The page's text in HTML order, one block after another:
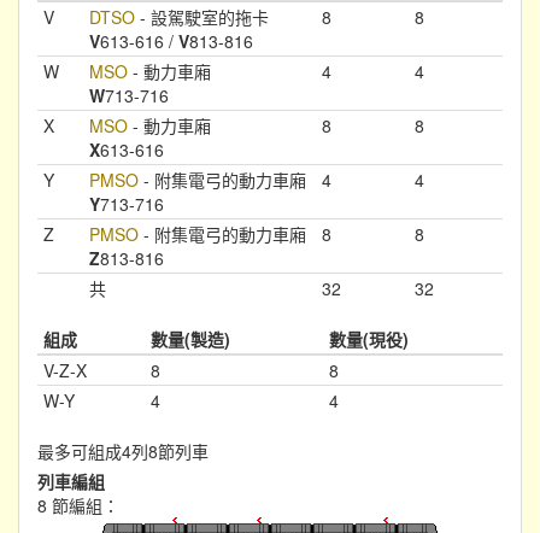
V
DTSO - 設駕駛室的拖卡
V613-616 / V813-816
8 8
W MSO - 動力車廂
W713-716
4 4
X MSO - 動力車廂
X613-616
8 8
Y PMSO - 附集電弓的動力車廂
Y713-716
4 4
Z PMSO - 附集電弓的動力車廂
Z813-816
8 8
共 32 32
組成 數量(製造)
數量(現役)
V-Z-X
8
8
W-Y
4 4
最多可組成4列8節列車
列車編組
8 節編組：